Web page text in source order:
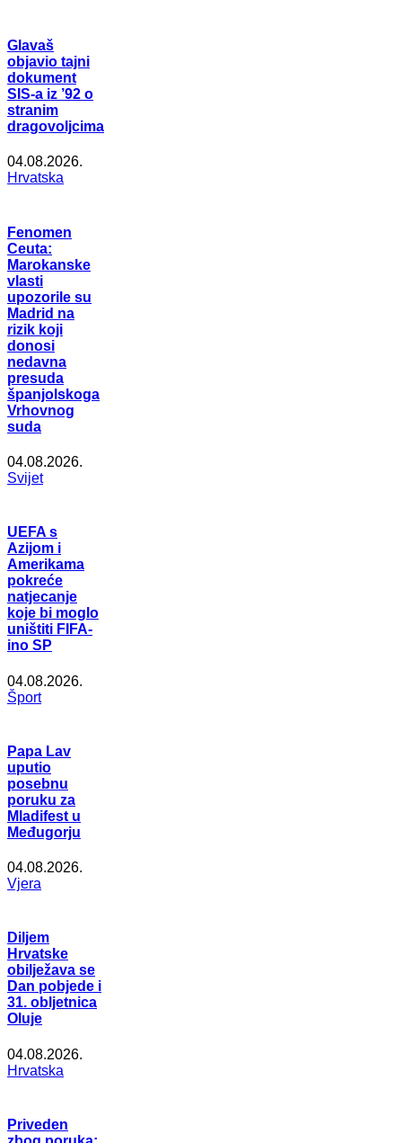
Glavaš
objavio tajni
dokument
SIS-a iz ’92 o
stranim
dragovoljcima
04.08.2026.
Hrvatska
Fenomen
Ceuta:
Marokanske
vlasti
upozorile su
Madrid na
rizik koji
donosi
nedavna
presuda
španjolskoga
Vrhovnog
suda
04.08.2026.
Svijet
UEFA s
Azijom i
Amerikama
pokreće
natjecanje
koje bi moglo
uništiti FIFA-
ino SP
04.08.2026.
Šport
Papa Lav
uputio
posebnu
poruku za
Mladifest u
Međugorju
04.08.2026.
Vjera
Diljem
Hrvatske
obilježava se
Dan pobjede i
31. obljetnica
Oluje
04.08.2026.
Hrvatska
Priveden